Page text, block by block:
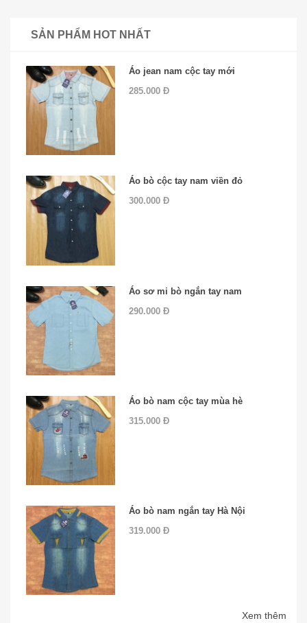
SẢN PHẨM HOT NHẤT
Áo jean nam cộc tay mới
285.000 Đ
Áo bò cộc tay nam viền đỏ
300.000 Đ
Áo sơ mi bò ngắn tay nam
290.000 Đ
Áo bò nam cộc tay mùa hè
315.000 Đ
Áo bò nam ngắn tay Hà Nội
319.000 Đ
Xem thêm